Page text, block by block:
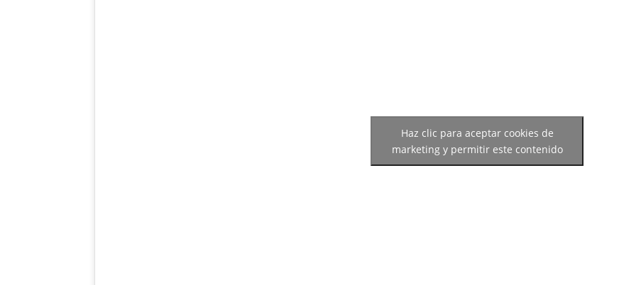
Haz clic para aceptar cookies de
marketing y permitir este contenido